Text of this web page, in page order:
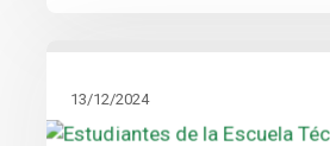
13/12/2024